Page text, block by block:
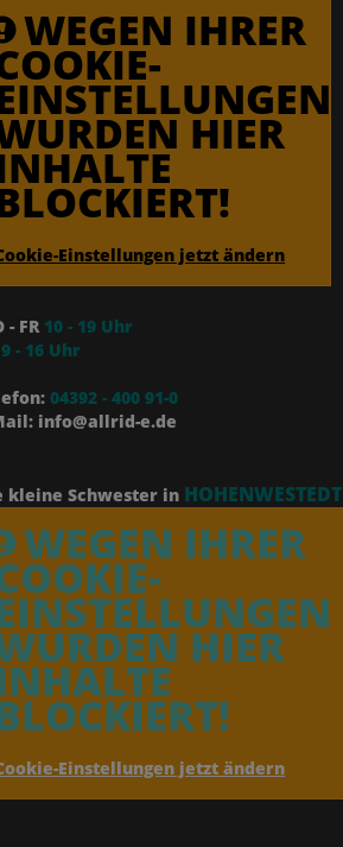
WEGEN IHRER
HIER
Einstellungen jetzt ändern
- FR 10 - 19 Uhr
9 - 16 Uhr
04392 - 400 91-0
info@allrid-e.de
kleine Schwester in HOHENWESTEDT
WEGEN IHRER
HIER
Einstellungen jetzt ändern